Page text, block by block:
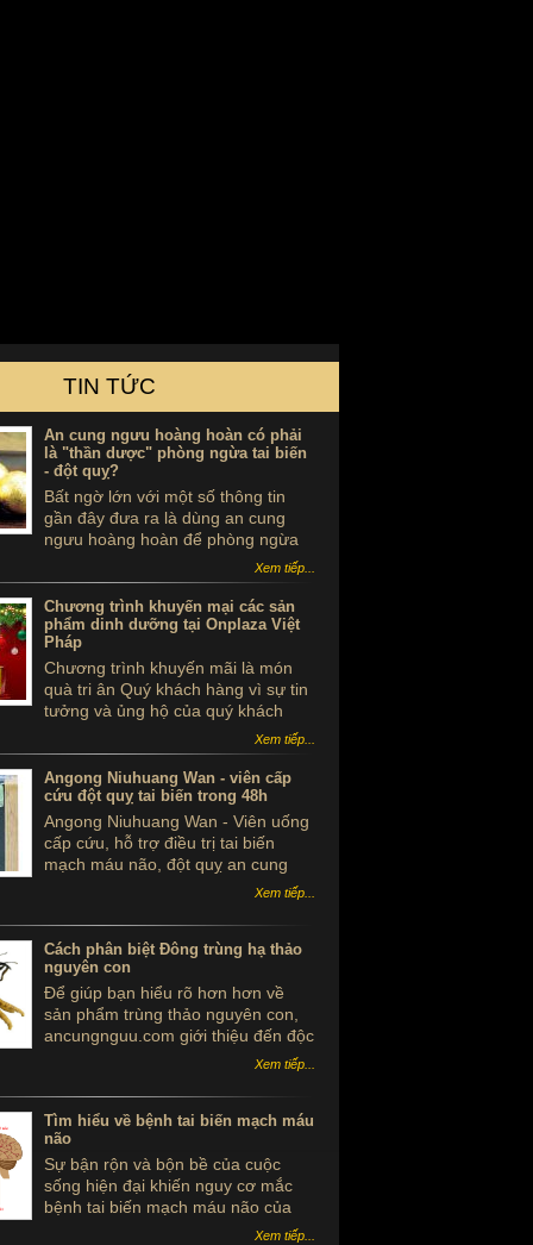
TIN TỨC
An cung ngưu hoàng hoàn có phải
là "thần dược" phòng ngừa tai biến
- đột quỵ?
Bất ngờ lớn với một số thông tin
gần đây đưa ra là dùng an cung
ngưu hoàng hoàn để phòng ngừa
tai biến - đột quỵ là ...tự sát. Thực
hư sản phẩm này ra sao, có thể
dùng để phòng tai biến - đột quỵ
không?
Xem tiếp...
Chương trình khuyến mại các sản
phẩm dinh dưỡng tại Onplaza Việt
Pháp
Chương trình khuyến mãi là món
quà tri ân Quý khách hàng vì sự tin
tưởng và ủng hộ của quý khách
Xem tiếp...
Angong Niuhuang Wan - viên cấp
cứu đột quỵ tai biến trong 48h
Angong Niuhuang Wan - Viên uống
cấp cứu, hỗ trợ điều trị tai biến
mạch máu não, đột quỵ an cung
ngưu hoàng hoàn hộp gỗ màu xanh
Xem tiếp...
Cách phân biệt Đông trùng hạ thảo
nguyên con
Để giúp bạn hiểu rõ hơn hơn về
sản phẩm trùng thảo nguyên con,
ancungnguu.com giới thiệu đến độc
giả Cách phân biệt Đông trùng hạ
viết dưới đây.
Xem tiếp...
Tìm hiểu về bệnh tai biến mạch máu
não
Sự bận rộn và bộn bề của cuộc
sống hiện đại khiến nguy cơ mắc
bệnh tai biến mạch máu não của
con người dần trẻ hóa. Vì thế, việc
Xem tiếp...